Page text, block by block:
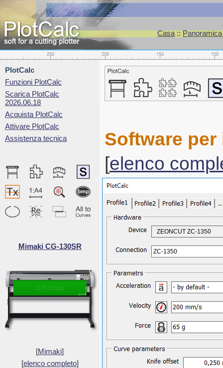
Casa::
PlotCalc
Funzioni PlotCalc
Scarica PlotCalc
2026.06.18
Acquista PlotCalc
Attivare PlotCalc
Assistenza tecnica
Mimaki CG-130SR
[Mimaki]
[elenco completo]
Software per
[elenco
ZEONCUT ZC-1350
ZC-1350